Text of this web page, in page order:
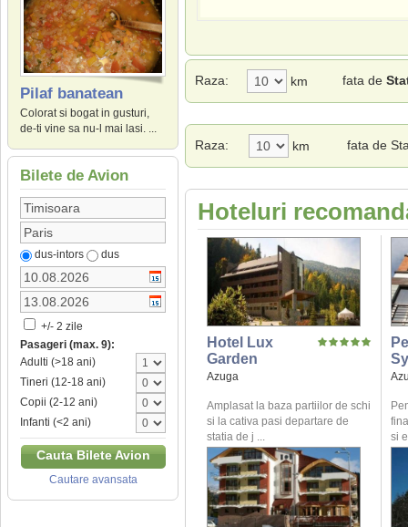
Pilaf banatean
Colorat si bogat in gusturi,
de-ti vine sa nu-l mai lasi. ...
Bilete de Avion
dus-intors dus
+/- 2 zile
Pasageri (max. 9):
Adulti (>18 ani)
Tineri (12-18 ani)
Copii (2-12 ani)
Infanti (<2 ani)
Cauta Bilete Avion
Cautare avansata
Raza: km fata de
Raza: km fata de
Hoteluri
Hotel Lux
Garden
Azuga
Amplasat la baza partiilor de schi
si la cativa pasi departare de
statia de j ...
si